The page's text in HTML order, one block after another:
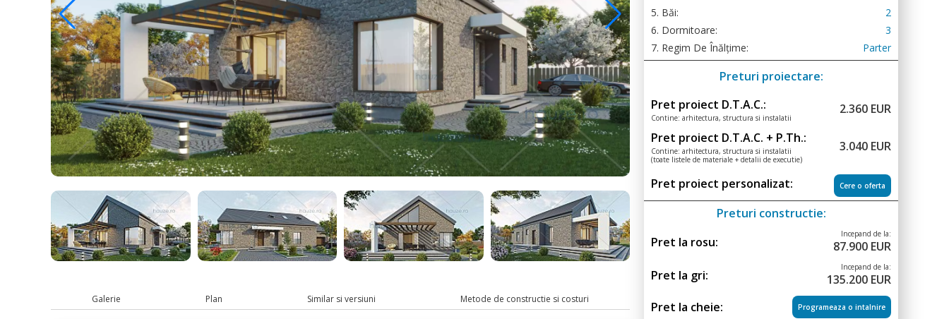
Galerie Plan Similar si versiuni Metode de constructie si costuri
5. Băi:
2
6. Dormitoare:
3
7. Regim De Înălțime:
Parter
Preturi proiectare:
Pret proiect D.T.A.C.:
Contine: arhitectura, structura si instalatii
2.360 EUR
Pret proiect D.T.A.C. + P.Th.:
Contine: arhitectura, structura si instalatii
(toate listele de materiale + detalii de executie)
3.040 EUR
Pret proiect personalizat: Cere o oferta
Preturi constructie:
Pret la rosu:
Incepand de la:
87.900 EUR
Pret la gri:
Incepand de la:
135.200 EUR
Pret la cheie:
Programeaza o intalnire